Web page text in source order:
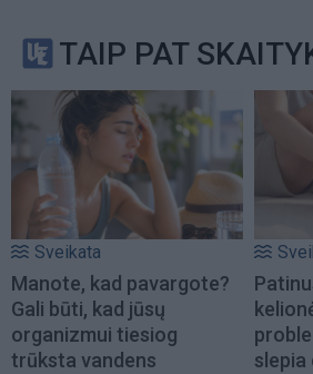
TAIP PAT
Sveikata
Manote, kad pavargote?
Gali būti, kad jūsų
organizmui tiesiog
trūksta vandens
slepia